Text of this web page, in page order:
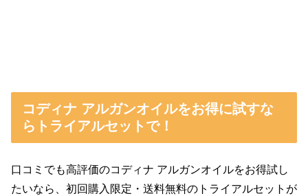
コディナ アルガンオイルをお得に試すな
らトライアルセットで！
口コミでも高評価のコディナ アルガンオイルをお得試し
たいなら、初回購入限定・送料無料のトライアルセットが